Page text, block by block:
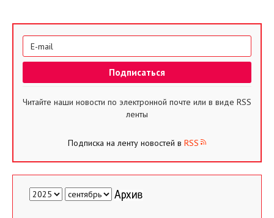
Читайте наши новости по электронной почте или в виде RSS
ленты
Подписка на ленту новостей в RSS